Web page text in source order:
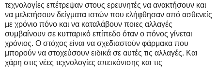
τεχνολογίες επέτρεψαν στους ερευνητές να ανακτήσουν και
να μελετήσουν δείγματα ιστών που ελήφθησαν από ασθενείς
με χρόνιο πόνο και να καταλάβουν ποιες αλλαγές
συμβαίνουν σε κυτταρικό επίπεδο όταν ο πόνος γίνεται
χρόνιος. Ο στόχος είναι να σχεδιαστούν φάρμακα που
μπορούν να στοχεύσουν ειδικά σε αυτές τις αλλαγές. Και
χάρη στις νέες τεχνολογίες απεικόνισης και τις